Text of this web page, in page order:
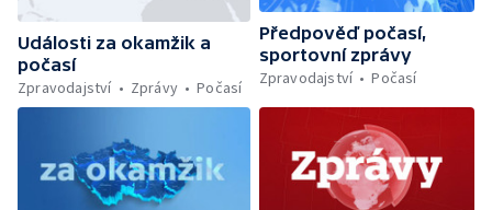
Události za okamžik a
počasí
Zpravodajství
Zprávy Počasí
Předpověď počasí,
sportovní zprávy
Zpravodajství
Počasí